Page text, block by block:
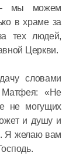
– мы можем
в храме за
тех людей,
Церкви.
словами
Матфея: «Не
не могущих
и душу и
Я желаю вам